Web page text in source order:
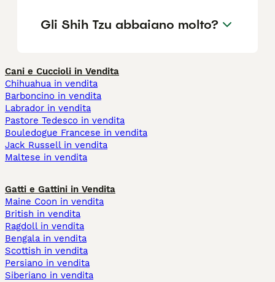
Gli Shih Tzu abbaiano molto?
Cani e Cuccioli in Vendita
Chihuahua in vendita
Barboncino in vendita
Labrador in vendita
Pastore Tedesco in vendita
Bouledogue Francese in vendita
Jack Russell in vendita
Maltese in vendita
Gatti e Gattini in Vendita
Maine Coon in vendita
British in vendita
Ragdoll in vendita
Bengala in vendita
Scottish in vendita
Persiano in vendita
Siberiano in vendita